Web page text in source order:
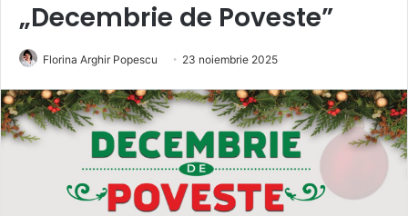
„Decembrie de Poveste”
Florina Arghir Popescu 23 noiembrie 2025